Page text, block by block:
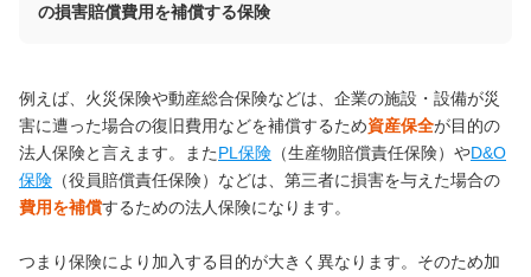
の損害賠償費用を補償する保険
例えば、火災保険や動産総合保険などは、企業の施設・設備が災
害に遭った場合の復旧費用などを補償するため資産保全が目的の
法人保険と言えます。またPL保険 （生産物賠償責任保険）やD&O
保険 （役員賠償責任保険）などは、第三者に損害を与えた場合の
費用を補償するための法人保険になります。
つまり保険により加入する目的が大きく異なります。そのため加